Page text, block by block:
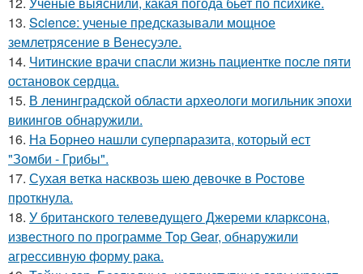
13. Science: ученые предсказывали мощное
землетрясение в Венесуэле.
14. Читинские врачи спасли жизнь пациентке после пяти
остановок сердца.
15. В ленинградской области археологи могильник эпохи
викингов обнаружили.
16. На Борнео нашли суперпаразита, который ест
"Зомби - Грибы".
17. Сухая ветка насквозь шею девочке в Ростове
проткнула.
18. У британского телеведущего Джереми кларксона,
известного по программе Top Gear, обнаружили
агрессивную форму рака.